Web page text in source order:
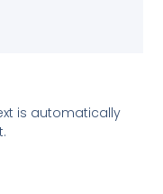
is automatically